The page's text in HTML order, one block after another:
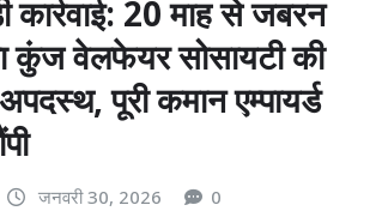
कार्रवाई: 20 माह से जबरन
कुंज वेलफेयर सोसायटी की
अपदस्थ, पूरी कमान एम्पायर्ड
जनवरी 30, 2026 0